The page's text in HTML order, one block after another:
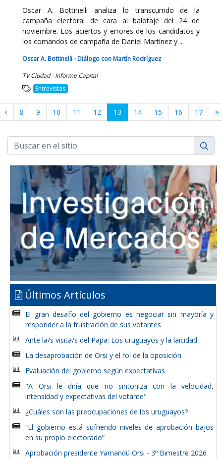
Oscar A. Bottinelli analiza lo transcurrido de la
campaña electoral de cara al balotaje del 24 de
noviembre. Los aciertos y errores de los candidatos y
los comandos de campaña de Daniel Martínez y ...
Oscar A. Bottinelli - Diálogo con Martín Rodríguez
TV Ciudad - Informe Capital
Entrevistas
8 9 10 11 12 13 14 15 16 17
Últimos Artículos
El gran desafío del gobierno es negociar sin mayoría y
responder a la frustración de sus votantes
Ante la/s visita/s del Papa: Los uruguayos y la laicidad
La desaprobación de Orsi y el rol de la oposición
Evaluación del gobierno según expectativas
"A Orsi le diría que no sintoniza con la velocidad,
intensidad y expectativas del votante"
¿Cuáles son las preocupaciones de los uruguayos?
“El gobierno está sufriendo niveles de aprobación bajos
en su propio electorado”
Aprobación presidente Yamandú Orsi - 3º Bimestre 2026